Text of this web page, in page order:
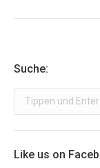
Suche:
Search:
Like us on